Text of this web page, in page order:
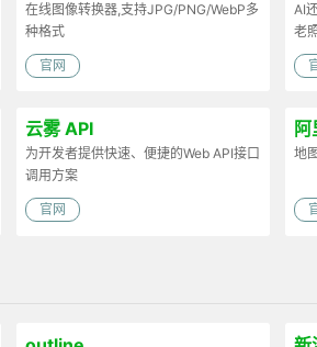
在线图像转换器,支持JPG/PNG/WebP多
种格式
官网
AI
老
云雾 API
为开发者提供快速、便捷的Web API接口
调用方案
官网
地